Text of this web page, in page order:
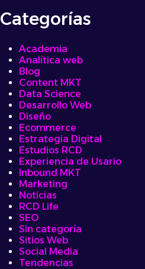
Categorías
Academia
Analítica web
Blog
Content MKT
Data Science
Desarrollo Web
Diseño
Ecommerce
Estrategia Digital
Estudios RCD
Experiencia de Usario
Inbound MKT
Marketing
Noticias
RCD Life
SEO
Sin categoría
Sitios Web
Social Media
Tendencias